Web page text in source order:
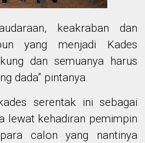
keakraban dan
yang menjadi Kades
dan semuanya harus
dada” pintanya.
serentak ini sebagai
lewat kehadiran pemimpin
calon yang nantinya